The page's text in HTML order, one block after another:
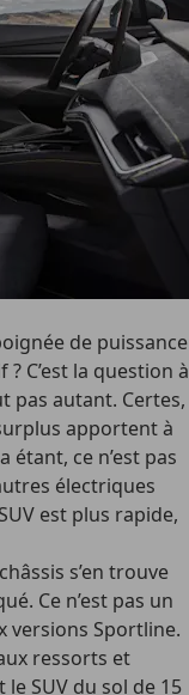
de puissance
C’est la question à
pas autant. Certes,
apportent à
étant, ce n’est pas
électriques
est plus rapide,
s’en trouve
Ce n’est pas un
versions Sportline.
ressorts et
SUV du sol de 15